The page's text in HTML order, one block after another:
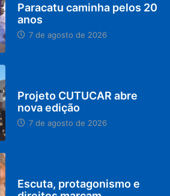
Paracatu caminha pelos 20
anos
7 de agosto de 2026
Projeto CUTUCAR abre
nova edição
7 de agosto de 2026
Escuta, protagonismo e